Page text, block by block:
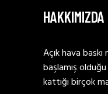
HAKKIMIZDA
Açık hava baskı
başlamış
kattığı birçok